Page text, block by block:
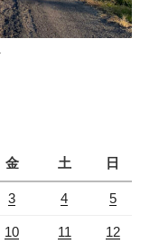
金 土 日
3 4 5
10 11 12